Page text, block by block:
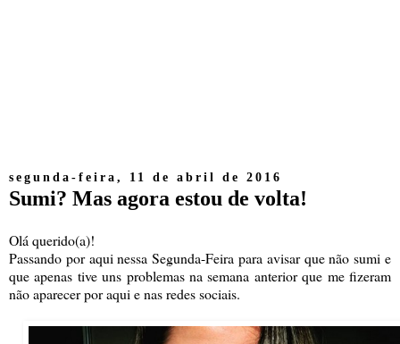
segunda-feira, 11 de abril de 2016
Sumi? Mas agora estou de volta!
Olá querido(a)!
Passando por aqui nessa Segunda-Feira para avisar que não sumi e
que apenas tive uns problemas na semana anterior que me fizeram
não aparecer por aqui e nas redes sociais.